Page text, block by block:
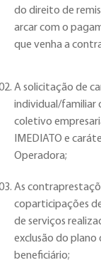
do direito de
arcar com o
que venha a
A solicitação de
individual/familiar
coletivo
IMEDIATO e
Operadora;
As
coparticipações
de serviços
exclusão do plano
beneficiário;